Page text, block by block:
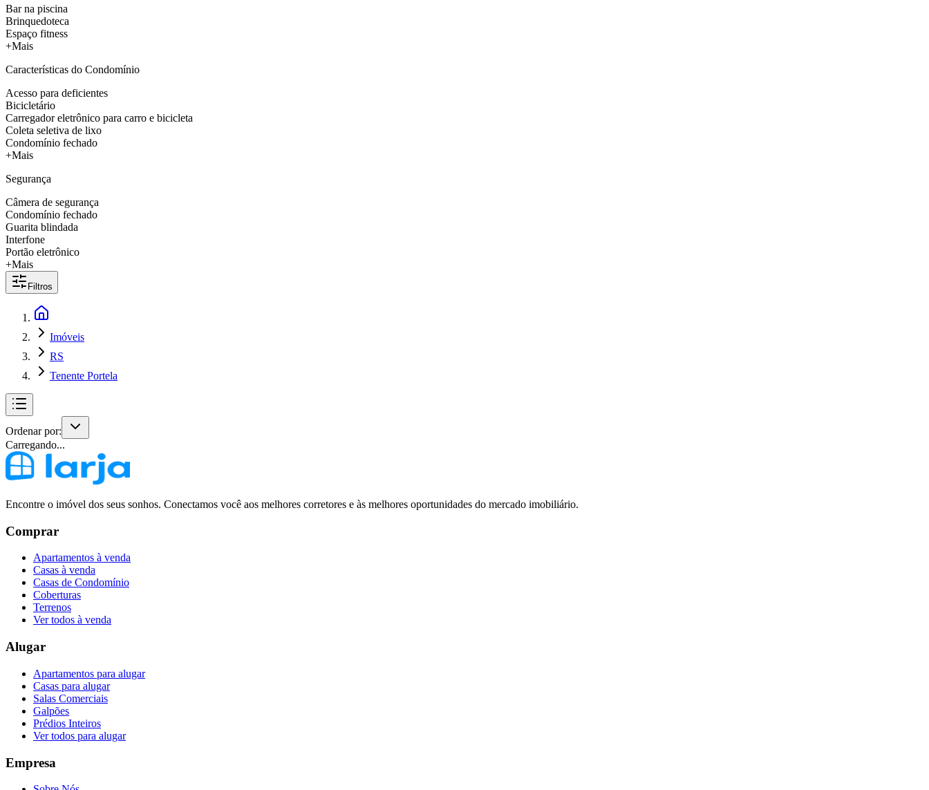
Bar na piscina
Brinquedoteca
Espaço fitness
+Mais
Características do Condomínio
Acesso para deficientes
Bicicletário
Carregador eletrônico para carro e bicicleta
Coleta seletiva de lixo
Condomínio fechado
+Mais
Segurança
Câmera de segurança
Condomínio fechado
Guarita blindada
Interfone
Portão eletrônico
+Mais
Filtros
Imóveis
RS
Tenente Portela
Ordenar por:
Carregando...
Encontre o imóvel dos seus sonhos. Conectamos você aos melhores corretores e às melhores oportunidades do mercado imobiliário.
Comprar
Apartamentos à venda
Casas à venda
Casas de Condomínio
Coberturas
Terrenos
Ver todos à venda
Alugar
Apartamentos para alugar
Casas para alugar
Salas Comerciais
Galpões
Prédios Inteiros
Ver todos para alugar
Empresa